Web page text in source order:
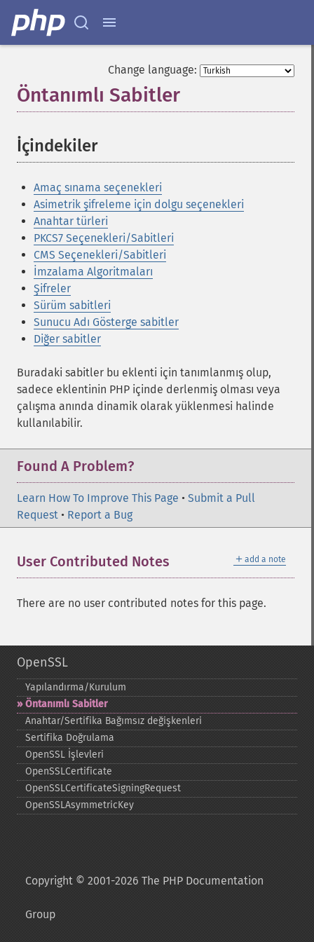
Change language:
Öntanımlı Sabitler
İçindekiler¶
Amaç sınama seçenekleri
Asimetrik şifreleme için dolgu seçenekleri
Anahtar türleri
PKCS7 Seçenekleri/Sabitleri
CMS Seçenekleri/Sabitleri
İmzalama Algoritmaları
Şifreler
Sürüm sabitleri
Sunucu Adı Gösterge sabitler
Diğer sabitler
Buradaki sabitler bu eklenti için tanımlanmış olup,
sadece eklentinin PHP içinde derlenmiş olması veya
çalışma anında dinamik olarak yüklenmesi halinde
kullanılabilir.
Found A Problem?
Learn How To Improve This Page • Submit a Pull
Request • Report a Bug
＋ add a note
User Contributed Notes
There are no user contributed notes for this page.
OpenSSL
Yapılandırma/Kurulum
Öntanımlı Sabitler
Anahtar/Sertifika Bağımsız değişkenleri
Sertifika Doğrulama
OpenSSL İşlevleri
OpenSSLCertificate
OpenSSLCertificateSigningRequest
OpenSSLAsymmetricKey
Copyright © 2001-2026 The PHP Documentation
Group